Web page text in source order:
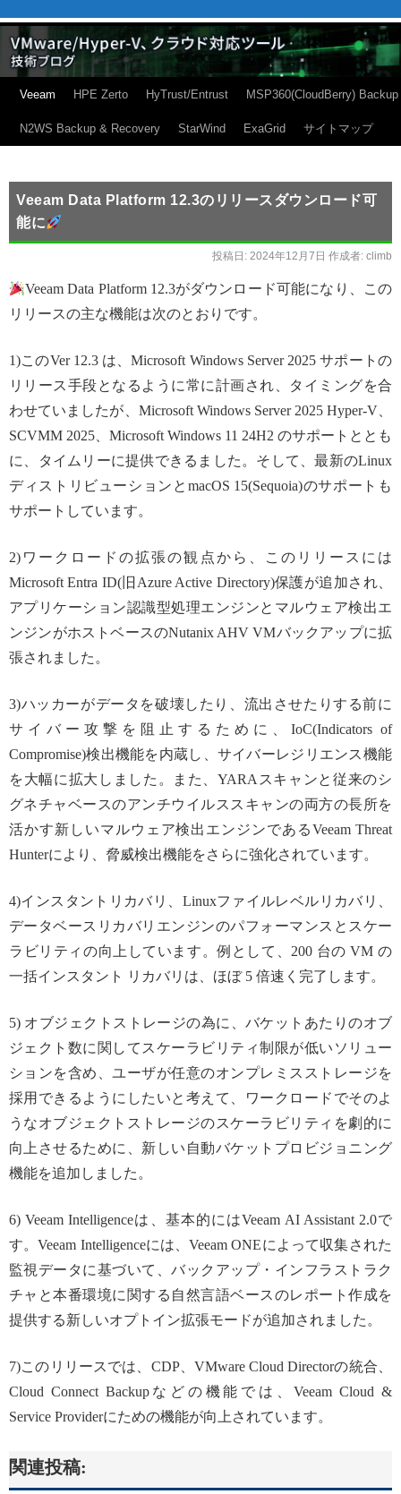
Veeam HPE Zerto HyTrust/Entrust MSP360(CloudBerry) Backup
N2WS Backup & Recovery StarWind ExaGrid サイトマップ
Veeam Data Platform 12.3のリリースダウンロード可
能に
投稿日: 2024年12月7日 作成者: climb
Veeam Data Platform 12.3がダウンロード可能になり、この
リリースの主な機能は次のとおりです。
1)このVer 12.3 は、Microsoft Windows Server 2025 サポートの
リリース手段となるように常に計画され、タイミングを合
わせていましたが、Microsoft Windows Server 2025 Hyper-V、
SCVMM 2025、Microsoft Windows 11 24H2 のサポートととも
に、タイムリーに提供できるました。そして、最新のLinux
ディストリビューションとmacOS 15(Sequoia)のサポートも
サポートしています。
2)ワークロードの拡張の観点から、このリリースには
Microsoft Entra ID(旧Azure Active Directory)保護が追加され、
アプリケーション認識型処理エンジンとマルウェア検出エ
ンジンがホストベースのNutanix AHV VMバックアップに拡
張されました。
3)ハッカーがデータを破壊したり、流出させたりする前に
サイバー攻撃を阻止するために、IoC(Indicators of
Compromise)検出機能を内蔵し、サイバーレジリエンス機能
を大幅に拡大しました。また、YARAスキャンと従来のシ
グネチャベースのアンチウイルススキャンの両方の長所を
活かす新しいマルウェア検出エンジンであるVeeam Threat
Hunterにより、脅威検出機能をさらに強化されています。
4)インスタントリカバリ、Linuxファイルレベルリカバリ、
データベースリカバリエンジンのパフォーマンスとスケー
ラビリティの向上しています。例として、200 台の VM の
一括インスタント リカバリは、ほぼ 5 倍速く完了します。
5) オブジェクトストレージの為に、バケットあたりのオブ
ジェクト数に関してスケーラビリティ制限が低いソリュー
ションを含め、ユーザが任意のオンプレミスストレージを
採用できるようにしたいと考えて、ワークロードでそのよ
うなオブジェクトストレージのスケーラビリティを劇的に
向上させるために、新しい自動バケットプロビジョニング
機能を追加しました。
6) Veeam Intelligenceは、基本的にはVeeam AI Assistant 2.0で
す。Veeam Intelligenceには、Veeam ONEによって収集された
監視データに基づいて、バックアップ・インフラストラク
チャと本番環境に関する自然言語ベースのレポート作成を
提供する新しいオプトイン拡張モードが追加されました。
7)このリリースでは、CDP、VMware Cloud Directorの統合、
Cloud Connect Backupなどの機能では、Veeam Cloud &
Service Providerにための機能が向上されています。
関連投稿: